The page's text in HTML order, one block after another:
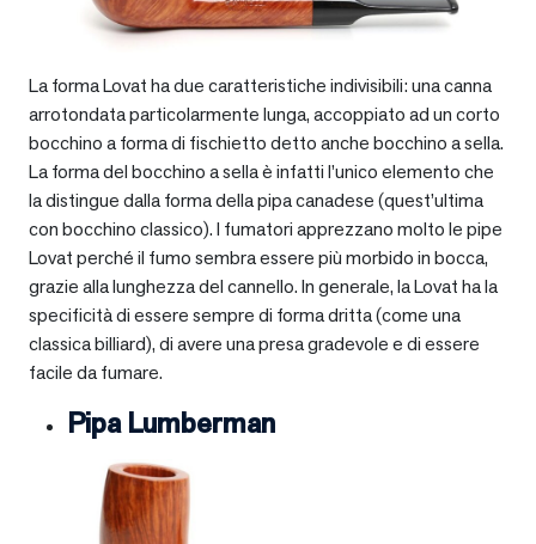
La forma Lovat ha due caratteristiche indivisibili: una canna
arrotondata particolarmente lunga, accoppiato ad un corto
bocchino a forma di fischietto detto anche bocchino a sella.
La forma del bocchino a sella è infatti l’unico elemento che
la distingue dalla forma della pipa canadese (quest’ultima
con bocchino classico). I fumatori apprezzano molto le pipe
Lovat perché il fumo sembra essere più morbido in bocca,
grazie alla lunghezza del cannello. In generale, la Lovat ha la
specificità di essere sempre di forma dritta (come una
classica billiard), di avere una presa gradevole e di essere
facile da fumare.
Pipa Lumberman